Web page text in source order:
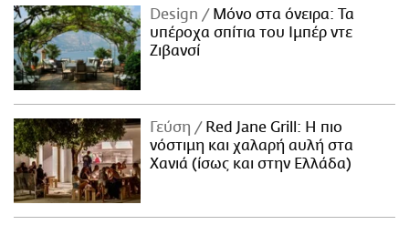
Design
Μόνο στα όνειρα: Τα
υπέροχα σπίτια του Ιμπέρ ντε
Ζιβανσί
Γεύση
Red Jane Grill: Η πιο
νόστιμη και χαλαρή αυλή στα
Χανιά (ίσως και στην Ελλάδα)